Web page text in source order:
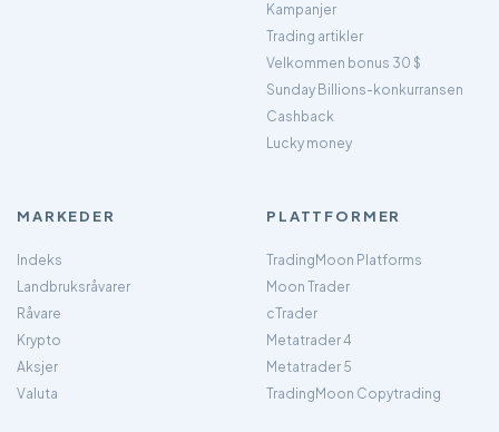
Kampanjer
Trading artikler
Velkommen bonus 30 $
Sunday Billions-konkurransen
Cashback
Lucky money
MARKEDER
Indeks
Landbruksråvarer
Råvare
Krypto
Aksjer
Valuta
PLATTFORMER
TradingMoon Platforms
Moon Trader
cTrader
Metatrader 4
Metatrader 5
TradingMoon Copytrading